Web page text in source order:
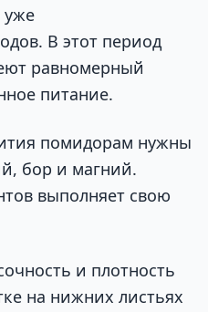
уже
В этот период
равномерный
питание.
помидорам нужны
бор и магний.
выполняет свою
и плотность
на нижних листьях